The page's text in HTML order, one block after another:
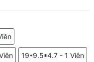
19*9.5*4.7 - 1 Viên